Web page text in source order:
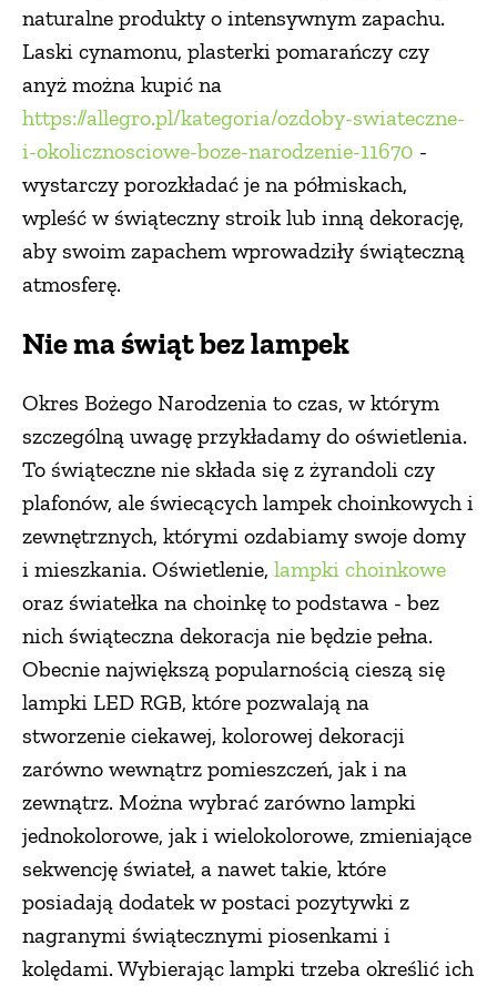
naturalne produkty o intensywnym zapachu.
Laski cynamonu, plasterki pomarańczy czy
anyż można kupić na
https://allegro.pl/kategoria/ozdoby-swiateczne-
i-okolicznosciowe-boze-narodzenie-11670 -
wystarczy porozkładać je na półmiskach,
wpleść w świąteczny stroik lub inną dekorację,
aby swoim zapachem wprowadziły świąteczną
atmosferę.
Nie ma świąt bez lampek
Okres Bożego Narodzenia to czas, w którym
szczególną uwagę przykładamy do oświetlenia.
To świąteczne nie składa się z żyrandoli czy
plafonów, ale świecących lampek choinkowych i
zewnętrznych, którymi ozdabiamy swoje domy
i mieszkania. Oświetlenie, lampki choinkowe
oraz światełka na choinkę to podstawa - bez
nich świąteczna dekoracja nie będzie pełna.
Obecnie największą popularnością cieszą się
lampki LED RGB, które pozwalają na
stworzenie ciekawej, kolorowej dekoracji
zarówno wewnątrz pomieszczeń, jak i na
zewnątrz. Można wybrać zarówno lampki
jednokolorowe, jak i wielokolorowe, zmieniające
sekwencję świateł, a nawet takie, które
posiadają dodatek w postaci pozytywki z
nagranymi świątecznymi piosenkami i
kolędami. Wybierając lampki trzeba określić ich